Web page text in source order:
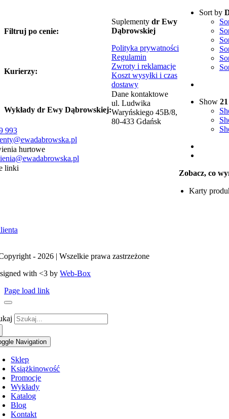
Sort by
Show
Zobacz, co
Karty
Filtruj po cenie:
Kurierzy:
Wykłady dr Ewy Dąbrowskiej:
Suplementy dr Ewy
Dąbrowskiej
Polityka prywatności
Regulamin
Zwroty i reklamacje
Koszt wysyłki i czas
dostawy
Dane kontaktowe
ul. Ludwika
Waryńskiego 45B/8,
80-433 Gdańsk
993
hurtowe
linki
- 2026 | Wszelkie prawa zastrzeżone
with <3 byWeb-Box
Page load link
Navigation
Sklep
Książkinowość
Promocje
Wykłady
Katalog
Blog
Kontakt